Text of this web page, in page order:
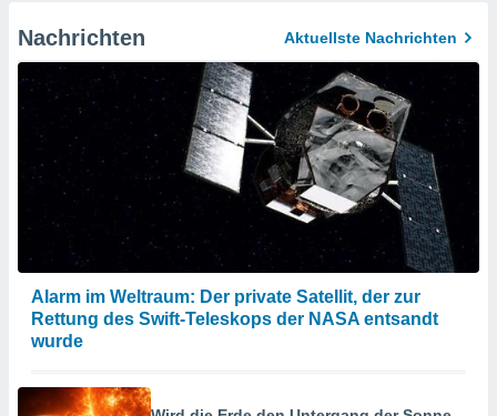
Nachrichten Aktuellste Nachrichten
Alarm im Weltraum: Der private Satellit, der zur
Rettung des Swift-Teleskops der NASA entsandt
wurde